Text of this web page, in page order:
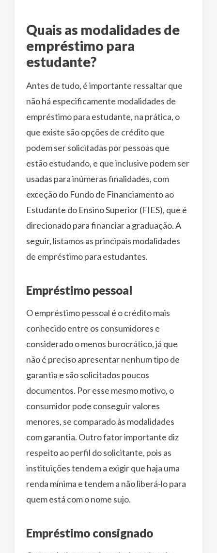
Quais as modalidades de
empréstimo para
estudante?
Antes de tudo, é importante ressaltar que
não há especificamente modalidades de
empréstimo para estudante, na prática, o
que existe são opções de crédito que
podem ser solicitadas por pessoas que
estão estudando, e que inclusive podem ser
usadas para inúmeras finalidades, com
exceção do Fundo de Financiamento ao
Estudante do Ensino Superior (FIES), que é
direcionado para financiar a graduação. A
seguir, listamos as principais modalidades
de empréstimo para estudantes.
Empréstimo pessoal
O empréstimo pessoal é o crédito mais
conhecido entre os consumidores e
considerado o menos burocrático, já que
não é preciso apresentar nenhum tipo de
garantia e são solicitados poucos
documentos. Por esse mesmo motivo, o
consumidor pode conseguir valores
menores, se comparado às modalidades
com garantia. Outro fator importante diz
respeito ao perfil do solicitante, pois as
instituições tendem a exigir que haja uma
renda mínima e tendem a não liberá-lo para
quem está com o nome sujo.
Empréstimo consignado